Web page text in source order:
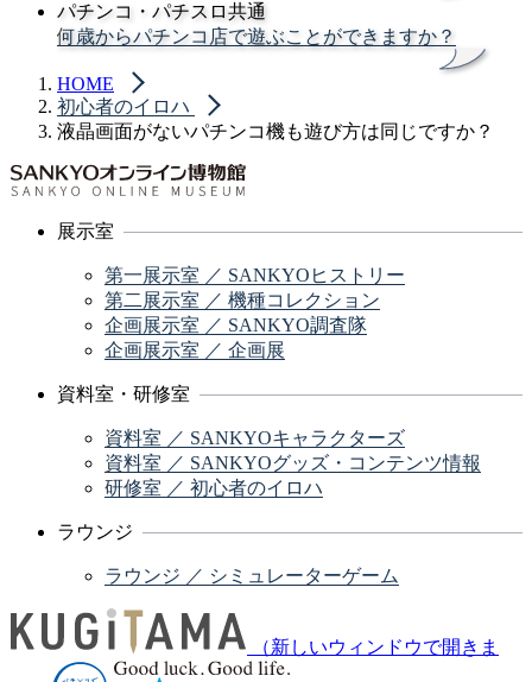
パチンコ・パチスロ共通
何歳からパチンコ店で遊ぶことができますか？
HOME
初心者のイロハ
液晶画面がないパチンコ機も遊び方は同じですか？
展示室
第一展示室 ／ SANKYOヒストリー
第二展示室 ／ 機種コレクション
企画展示室 ／ SANKYO調査隊
企画展示室 ／ 企画展
資料室・研修室
資料室 ／ SANKYOキャラクターズ
資料室 ／ SANKYOグッズ・コンテンツ情報
研修室 ／ 初心者のイロハ
ラウンジ
ラウンジ ／ シミュレーターゲーム
（新しいウィンドウで開きま